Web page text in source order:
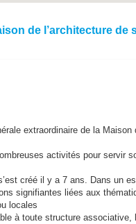
de l’architecture de
extraordinaire de la Maison
activités pour servir
créé il y a 7 ans. Dans un
signifiantes liées aux
locales
à toute structure associative,